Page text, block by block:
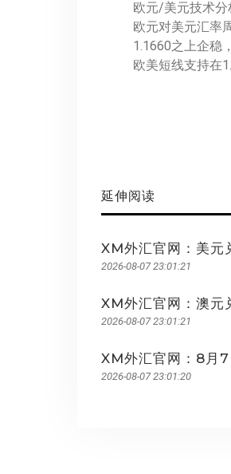
欧元/美元技术分
欧元对美元汇率
1.1660之上企稳
欧美短线支持在
延伸阅读
XM外汇官网：美
2026-08-07 23:01:21
XM外汇官网：澳元
2026-08-07 23:01:21
XM外汇官网：8月
2026-08-07 23:01:20